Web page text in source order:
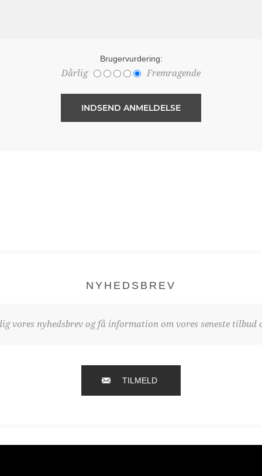
Brugervurdering:
Dårlig Fremragende
NYHEDSBREV
vores nyhedsbrev og få information om vores seneste tilbud
TILMELD